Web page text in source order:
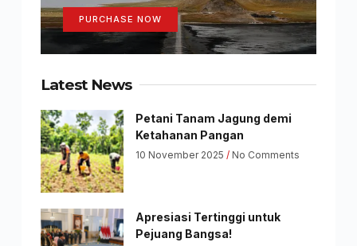
PURCHASE NOW
Latest News
Petani Tanam Jagung demi
Ketahanan Pangan
10 November 2025 No Comments
Apresiasi Tertinggi untuk
Pejuang Bangsa!